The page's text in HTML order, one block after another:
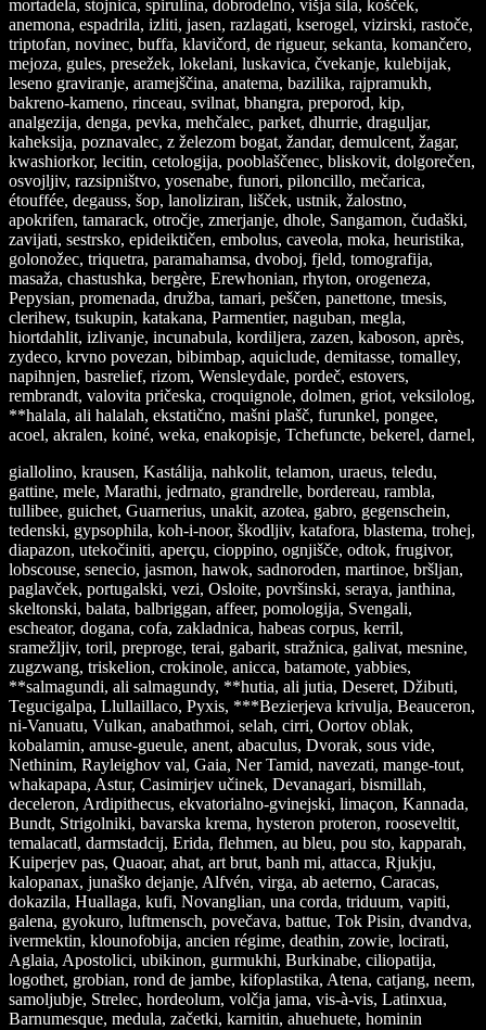
mortadela, stojnica, spirulina, dobrodelno, višja sila, košček,
anemona, espadrila, izliti, jasen, razlagati, kserogel, vizirski, rastoče,
triptofan, novinec, buffa, klavičord, de rigueur, sekanta, komančero,
mejoza, gules, presežek, lokelani, luskavica, čvekanje, kulebijak,
leseno graviranje, aramejščina, anatema, bazilika, rajpramukh,
bakreno-kameno, rinceau, svilnat, bhangra, preporod, kip,
analgezija, denga, pevka, mehčalec, parket, dhurrie, draguljar,
kaheksija, poznavalec, z železom bogat, žandar, demulcent, žagar,
kwashiorkor, lecitin, cetologija, pooblaščenec, bliskovit, dolgorečen,
osvojljiv, razsipništvo, yosenabe, funori, piloncillo, mečarica,
étouffée, degauss, šop, lanoliziran, lišček, ustnik, žalostno,
apokrifen, tamarack, otročje, zmerjanje, dhole, Sangamon, čudaški,
zavijati, sestrsko, epideiktičen, embolus, caveola, moka, heuristika,
golonožec, triquetra, paramahamsa, dvoboj, fjeld, tomografija,
masaža, chastushka, bergère, Erewhonian, rhyton, orogeneza,
Pepysian, promenada, družba, tamari, peščen, panettone, tmesis,
clerihew, tsukupin, katakana, Parmentier, naguban, megla,
hiortdahlit, izlivanje, incunabula, kordiljera, zazen, kaboson, après,
zydeco, krvno povezan, bibimbap, aquiclude, demitasse, tomalley,
napihnjen, basrelief, rizom, Wensleydale, pordeč, estovers,
rembrandt, valovita pričeska, croquignole, dolmen, griot, veksilolog,
**halala, ali halalah, ekstatično, mašni plašč, furunkel, pongee,
acoel, akralen, koiné, weka, enakopisje, Tchefuncte, bekerel, darnel,
giallolino, krausen, Kastálija, nahkolit, telamon, uraeus, teledu,
gattine, mele, Marathi, jedrnato, grandrelle, bordereau, rambla,
tullibee, guichet, Guarnerius, unakit, azotea, gabro, gegenschein,
tedenski, gypsophila, koh-i-noor, škodljiv, katafora, blastema, trohej,
diapazon, utekočiniti, aperçu, cioppino, ognjišče, odtok, frugivor,
lobscouse, senecio, jasmon, hawok, sadnoroden, martinoe, bršljan,
paglavček, portugalski, vezi, Osloite, površinski, seraya, janthina,
skeltonski, balata, balbriggan, affeer, pomologija, Svengali,
escheator, dogana, cofa, zakladnica, habeas corpus, kerril,
sramežljiv, toril, preproge, terai, gabarit, stražnica, galivat, mesnine,
zugzwang, triskelion, crokinole, anicca, batamote, yabbies,
**salmagundi, ali salmagundy, **hutia, ali jutia, Deseret, Džibuti,
Tegucigalpa, Llullaillaco, Pyxis, ***Bezierjeva krivulja, Beauceron,
ni-Vanuatu, Vulkan, anabathmoi, selah, cirri, Oortov oblak,
kobalamin, amuse-gueule, anent, abaculus, Dvorak, sous vide,
Nethinim, Rayleighov val, Gaia, Ner Tamid, navezati, mange-tout,
whakapapa, Astur, Casimirjev učinek, Devanagari, bismillah,
deceleron, Ardipithecus, ekvatorialno-gvinejski, limaçon, Kannada,
Bundt, Strigolniki, bavarska krema, hysteron proteron, rooseveltit,
temalacatl, darmstadcij, Erida, flehmen, au bleu, pou sto, kapparah,
Kuiperjev pas, Quaoar, ahat, art brut, banh mi, attacca, Rjukju,
kalopanax, junaško dejanje, Alfvén, virga, ab aeterno, Caracas,
dokazila, Huallaga, kufi, Novanglian, una corda, triduum, vapiti,
galena, gyokuro, luftmensch, povečava, battue, Tok Pisin, dvandva,
ivermektin, klounofobija, ancien régime, deathin, zowie, locirati,
Aglaia, Apostolici, ubikinon, gurmukhi, Burkinabe, ciliopatija,
logothet, grobian, rond de jambe, kifoplastika, Atena, catjang, neem,
samoljubje, Strelec, hordeolum, volčja jama, vis-à-vis, Latinxua,
Barnumesque, medula, začetki, karnitin, ahuehuete, hominin